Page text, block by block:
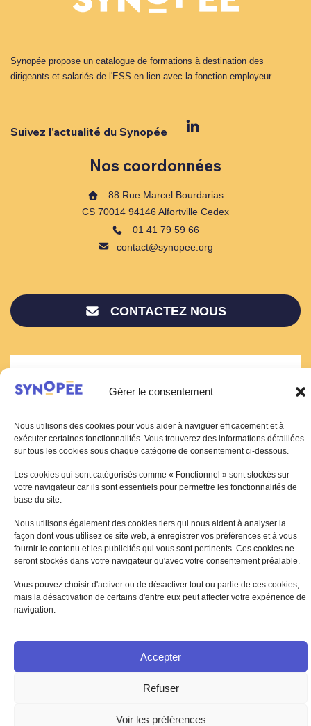
Gérer le consentement
Nous utilisons des cookies pour vous aider à naviguer efficacement et à
exécuter certaines fonctionnalités. Vous trouverez des informations détaillées
sur tous les cookies sous chaque catégorie de consentement ci-dessous.
Les cookies qui sont catégorisés comme « Fonctionnel » sont stockés sur
votre navigateur car ils sont essentiels pour permettre les fonctionnalités de
base du site.
Nous utilisons également des cookies tiers qui nous aident à analyser la
façon dont vous utilisez ce site web, à enregistrer vos préférences et à vous
fournir le contenu et les publicités qui vous sont pertinents. Ces cookies ne
seront stockés dans votre navigateur qu'avec votre consentement préalable.
Vous pouvez choisir d'activer ou de désactiver tout ou partie de ces cookies,
mais la désactivation de certains d'entre eux peut affecter votre expérience de
navigation.
Accepter
Refuser
Voir les préférences
Synopée propose un catalogue de formations à destination des
dirigeants et salariés de l'ESS en lien avec la fonction employeur.
Suivez l'actualité du Synopée
Nos coordonnées
88 Rue Marcel Bourdarias
CS 70014 94146 Alfortville Cedex
01 41 79 59 66
contact@synopee.org
CONTACTEZ NOUS
Plan du site ⋅ Mentions légales ⋅ Charte d’utilisation des cookies ⋅
Protection des données personnelles
© 2026 - Synopée